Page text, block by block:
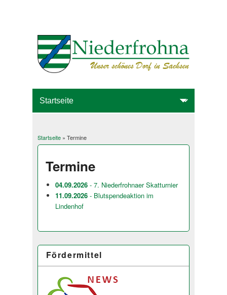
Sie sind hier
Startseite» Termine
Termine
04.09.2026 - 7. Niederfrohnaer Skatturnier
11.09.2026 - Blutspendeaktion im
Lindenhof
Fördermittel